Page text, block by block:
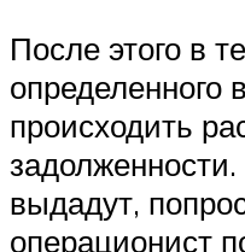
После этого в
определенного
происходить
выдадут,
операционист